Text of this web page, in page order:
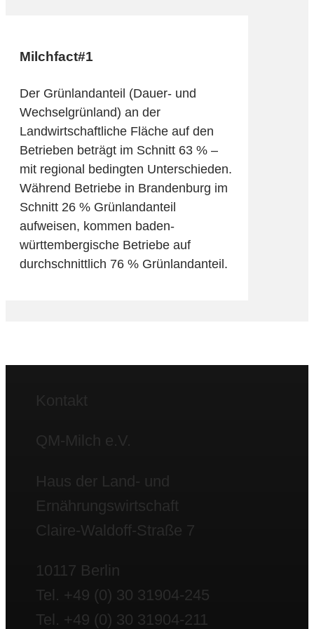
Milchfact#1
Der Grünlandanteil (Dauer- und
Wechselgrünland) an der
Landwirtschaftliche Fläche auf den
Betrieben beträgt im Schnitt 63 % –
mit regional bedingten Unterschieden.
Während Betriebe in Brandenburg im
Schnitt 26 % Grünlandanteil
aufweisen, kommen baden-
württembergische Betriebe auf
durchschnittlich 76 % Grünlandanteil.
Kontakt
QM-Milch e.V.
Haus der Land- und
Ernährungswirtschaft
Claire-Waldoff-Straße 7
10117 Berlin
Tel. +49 (0) 30 31904-245
Tel. +49 (0) 30 31904-211